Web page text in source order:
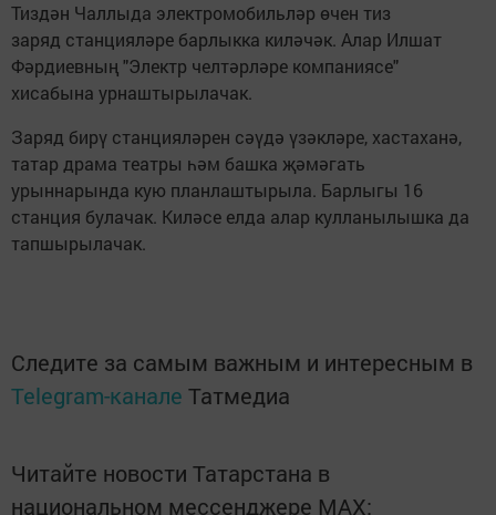
Тиздән Чаллыда электромобильләр өчен тиз
заряд станцияләре барлыкка киләчәк. Алар Илшат
Фәрдиевның "Электр челтәрләре компаниясе"
хисабына урнаштырылачак.
Заряд бирү станцияләрен сәүдә үзәкләре, хастаханә,
татар драма театры һәм башка җәмәгать
урыннарында кую планлаштырыла. Барлыгы 16
станция булачак. Киләсе елда алар кулланылышка да
тапшырылачак.
Следите за самым важным и интересным в
Telegram-канале Татмедиа
Читайте новости Татарстана в
национальном мессенджере MАХ: